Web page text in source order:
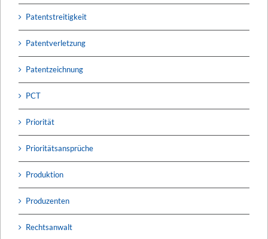
Patentstreitigkeit
Patentverletzung
Patentzeichnung
PCT
Priorität
Prioritätsansprüche
Produktion
Produzenten
Rechtsanwalt